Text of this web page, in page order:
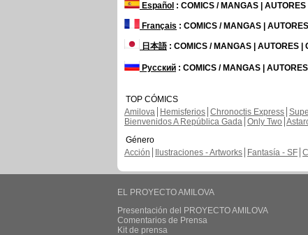
Español : COMICS / MANGAS |
Français : COMICS / MANGAS |
日本語: COMICS / MANGAS | AUTORES |
Русский : COMICS / MANGAS |
TOP CÓMICS
Amilova
Hemisferios Chronoctis Express
Bienvenidos A República Gada Only Two
Género
Acción
Ilustraciones - Artworks Fantasía - SF
EL PROYECTO AMILOVA
Presentación del PROYECTO AMILOVA
Comentarios de Prensa
Kit de prensa